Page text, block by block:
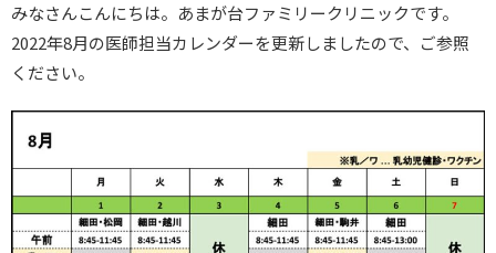
みなさんこんにちは。あまが台ファミリークリニックです。
2022年8月の医師担当カレンダーを更新しましたので、ご参照
ください。